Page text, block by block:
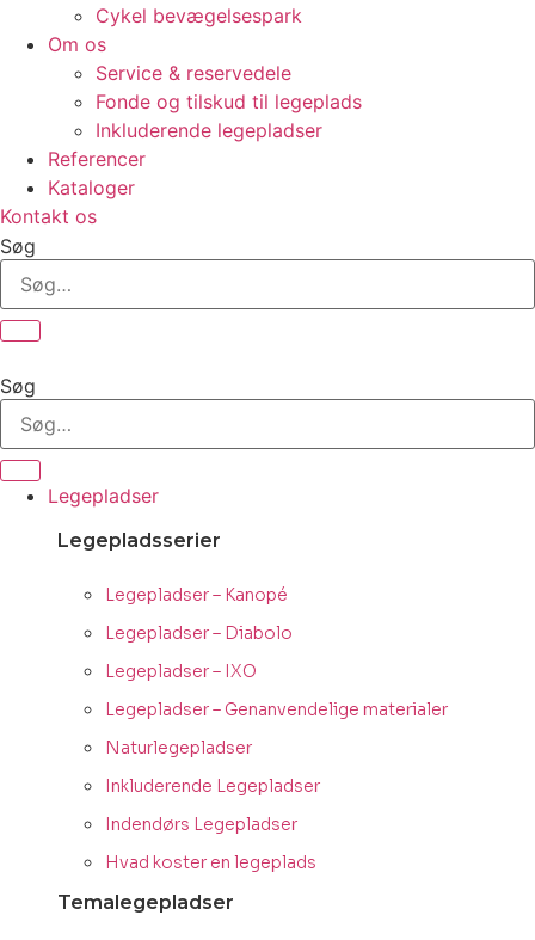
Cykel bevægelsespark
Om os
Service & reservedele
Fonde og tilskud til legeplads
Inkluderende legepladser
Referencer
Kataloger
Kontakt os
Søg
Søg
Legepladser
Legepladsserier
Legepladser – Kanopé
Legepladser – Diabolo
Legepladser – IXO
Legepladser – Genanvendelige materialer
Naturlegepladser
Inkluderende Legepladser
Indendørs Legepladser
Hvad koster en legeplads
Temalegepladser